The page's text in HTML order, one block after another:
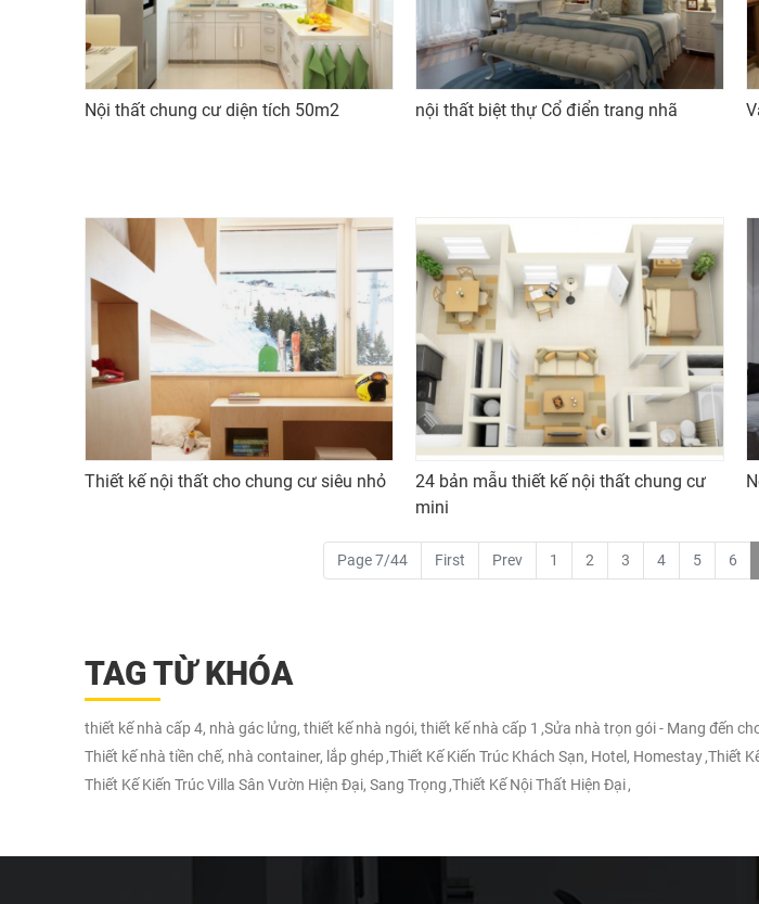
Nội thất chung cư diện tích 50m2 nội thất biệt thự Cổ điển trang nhã
Thiết kế nội thất cho chung cư siêu nhỏ
24 bản mẫu thiết kế nội thất chung cư
mini
Page 7/44 First Prev 1 2 3 4 5 6
TAG TỪ KHÓA
thiết kế nhà cấp 4, nhà gác lửng, thiết kế nhà ngói, thiết kế nhà cấp 1 ,Sửa nhà trọn gói - Mang đến
Thiết kế nhà tiền chế, nhà container, lắp ghép ,Thiết Kế Kiến Trúc Khách Sạn, Hotel, Homestay,Thiết
Thiết Kế Kiến Trúc Villa Sân Vườn Hiện Đại, Sang Trọng ,Thiết Kế Nội Thất Hiện Đại,